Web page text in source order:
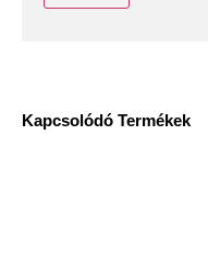
Kapcsolódó Termékek